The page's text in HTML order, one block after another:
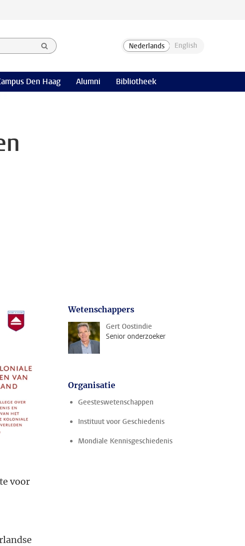
Den Haag Alumni Bibliotheek
voor
Wetenschappers
Gert Oostindie
Senior onderzoeker
Organisatie
Geesteswetenschappen
Instituut voor Geschiedenis
Mondiale Kennisgeschiedenis